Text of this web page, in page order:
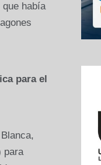
había
para el
para